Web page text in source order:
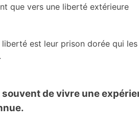
que vers une liberté extérieure
est leur prison dorée qui les
de vivre une